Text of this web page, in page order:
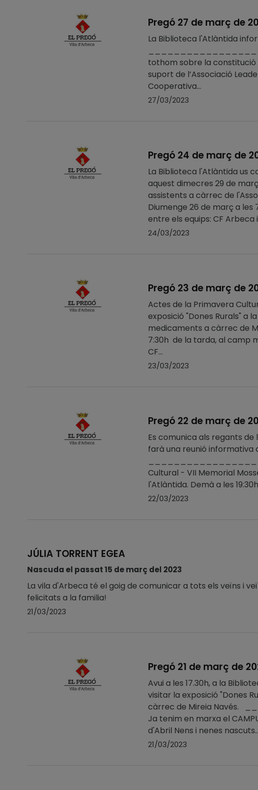
Pregó 27 de març de
La Biblioteca l'Atlàntida
tothom sobre la constitució
suport de l’Associació
Cooperativa...
27/03/2023
Pregó 24 de març de
La Biblioteca l'Atlàntida us
aquest dimecres 29 de
assistents a càrrec de
Diumenge 26 de març a
entre els equips: CF Arbeca i
24/03/2023
Pregó 23 de març de
Actes de la Primavera
exposició "Dones Rurals" a
medicaments a càrrec
7:30h de la tarda, al camp
CF...
23/03/2023
Pregó 22 de març de
Es comunica als regants de
farà una reunió informativa
Cultural - VII Memorial
l'Atlàntida. Demà a les
22/03/2023
JÚLIA TORRENT EGEA
Nascuda el passat 15 de març del 2023
La vila d'Arbeca té el goig de comunicar a tots els veïns i
felicitats a la familia!
21/03/2023
Pregó 21 de març de
Avui a les 17.30h, a la
visitar la exposició "Dones
càrrec de Mireia
Ja tenim en marxa el
d'Abril Nens i nenes
21/03/2023